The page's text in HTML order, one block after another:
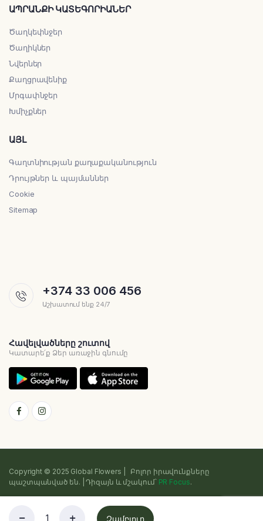
Զամբյուղ
ԱՊՐԱՆՔԻ ԿԱՏԵԳՈՐԻԱՆԵՐ
Ծաղկեփնջեր
Ծաղիկներ
Նվերներ
Քաղցրավենիք
Մրգափնջեր
Խմիչքներ
ԱՅԼ
Գաղտնիության քաղաքականություն
Դրույթներ և պայմաններ
Cookie
Sitemap
+374 33 006 456
Աշխատում ենք 24/7
Հավելվածները շուտով
Կատարե՛ք Ձեր առաջին գնումը
Copyright © 2025 Global Flowers | Բոլոր իրավունքները
պաշտպանված են. | Դիզայն և մշակում՝ PR Focus.
Գաղտնիության քաղաքականություն